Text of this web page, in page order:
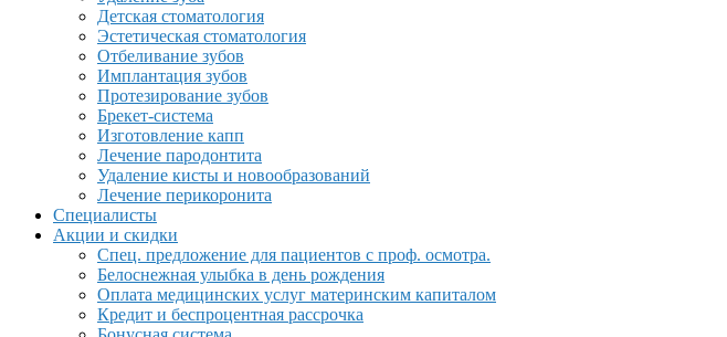
Детская стоматология
Эстетическая стоматология
Отбеливание зубов
Имплантация зубов
Протезирование зубов
Брекет-система
Изготовление капп
Лечение пародонтита
Удаление кисты и новообразований
Лечение перикоронита
Специалисты
Акции и скидки
Спец. предложение для пациентов с проф. осмотра.
Белоснежная улыбка в день рождения
Оплата медицинских услуг материнским капиталом
Кредит и беспроцентная рассрочка